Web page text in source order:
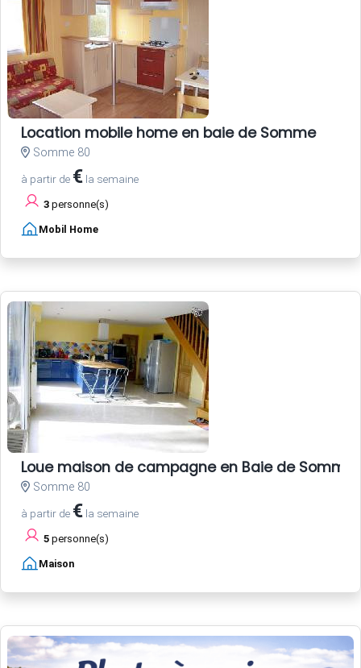
Location mobile home en baie de Somme
Somme 80
à partir de € la semaine
3 personne(s)
Mobil Home
Loue maison de campagne en Baie de
Somme 80
à partir de € la semaine
5 personne(s)
Maison